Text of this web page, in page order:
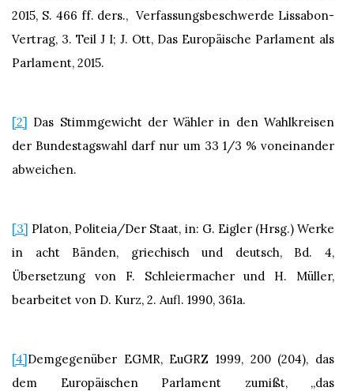
2015, S. 466 ff. ders., Verfassungsbeschwerde Lissabon-
Vertrag, 3. Teil J I; J. Ott, Das Europäische Parlament als
Parlament, 2015.
[2] Das Stimmgewicht der Wähler in den Wahlkreisen
der Bundestagswahl darf nur um 33 1/3 % voneinander
abweichen.
[3] Platon, Politeia/Der Staat, in: G. Eigler (Hrsg.) Werke
in acht Bänden, griechisch und deutsch, Bd. 4,
Übersetzung von F. Schleiermacher und H. Müller,
bearbeitet von D. Kurz, 2. Aufl. 1990, 361a.
[4]Demgegenüber EGMR, EuGRZ 1999, 200 (204), das
dem Europäischen Parlament zumißt, „das